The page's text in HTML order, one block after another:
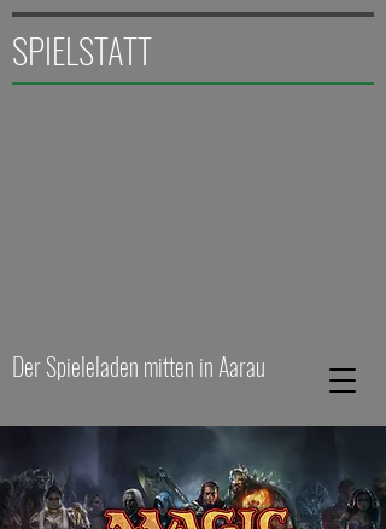
SPIELSTATT
Der Spieleladen mitten in Aarau